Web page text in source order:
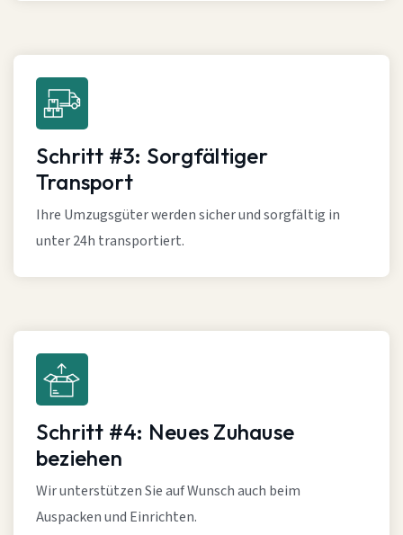
Schritt #3: Sorgfältiger
Transport
Ihre Umzugsgüter werden sicher und sorgfältig in
unter 24h transportiert.
Schritt #4: Neues Zuhause
beziehen
Wir unterstützen Sie auf Wunsch auch beim
Auspacken und Einrichten.